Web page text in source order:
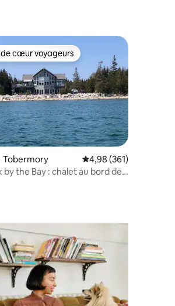
base de 150 commentaires : 4,97 sur 5
cœur voyageurs les plus appréciés
cœur voyageurs
Tobermory Évaluation moyenne
4,98 (361)
by the Bay : chalet au bord de